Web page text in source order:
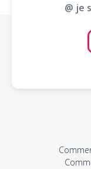
@ je